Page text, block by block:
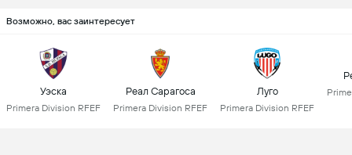
Возможно, вас заинтересует
Уэска
Primera Division RFEF
Реал Сарагоса
Primera Division RFEF
Луго
Primera Division RFEF